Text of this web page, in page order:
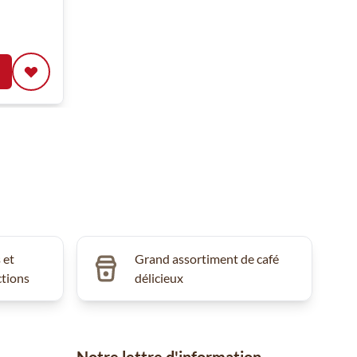
et
Grand assortiment de café
délicieux